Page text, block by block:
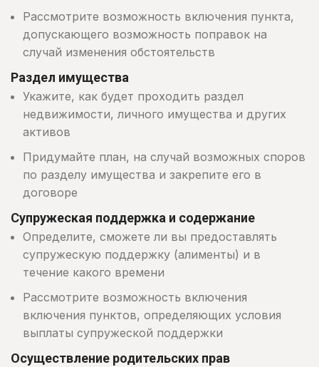
Рассмотрите возможность включения пункта,
допускающего возможность поправок на
случай изменения обстоятельств
Раздел имущества
Укажите, как будет проходить раздел
недвижимости, личного имущества и других
активов
Придумайте план, на случай возможных споров
по разделу имущества и закрепите его в
договоре
Супружеская поддержка и содержание
Определите, сможете ли вы предоставлять
супружескую поддержку (алименты) и в
течение какого времени
Рассмотрите возможность включения
включения пунктов, определяющих условия
выплаты супружеской поддержки
Осуществление родительских прав